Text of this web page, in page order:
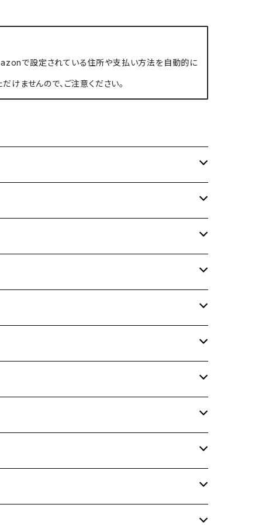
で設定されている住所や支払い方法を自動的に
ませんので、ご注意ください。